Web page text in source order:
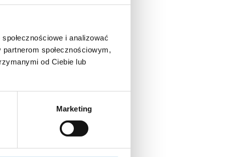
i analizować
społecznościowym,
od Ciebie lub
Marketing